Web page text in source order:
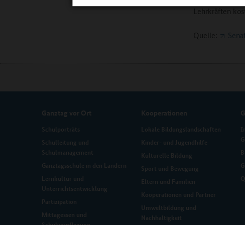
Lehrkräften
Quelle:
Ganztag vor Ort
Schulporträts
Schulleitung und
Schulmanagement
Ganztagsschule in den Ländern
Lernkultur und
Unterrichtsentwicklung
Partizipation
Mittagessen und
Kooperationen
Lokale Bildungslandschaften
Kinder- und Jugendhilfe
Kulturelle Bildung
Sport und Bewegung
Eltern und Familien
Kooperationen und Partner
Umweltbildung und
Nachhaltigkeit